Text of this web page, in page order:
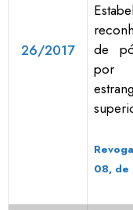
26/2017
de
por
08, de